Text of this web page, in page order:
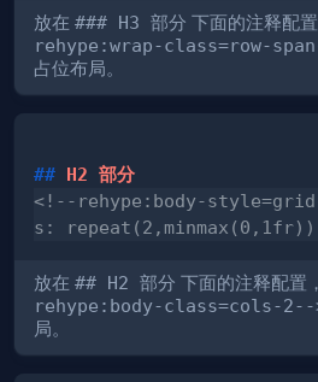
放在 ### H3 部分 下面的注释配
rehype:wrap-class=row-
占位布局。
## H2 部分
<!--rehype:body-
s:
放在 ## H2 部分 下面的注释配置
rehype:body-class=cols-2--
局。